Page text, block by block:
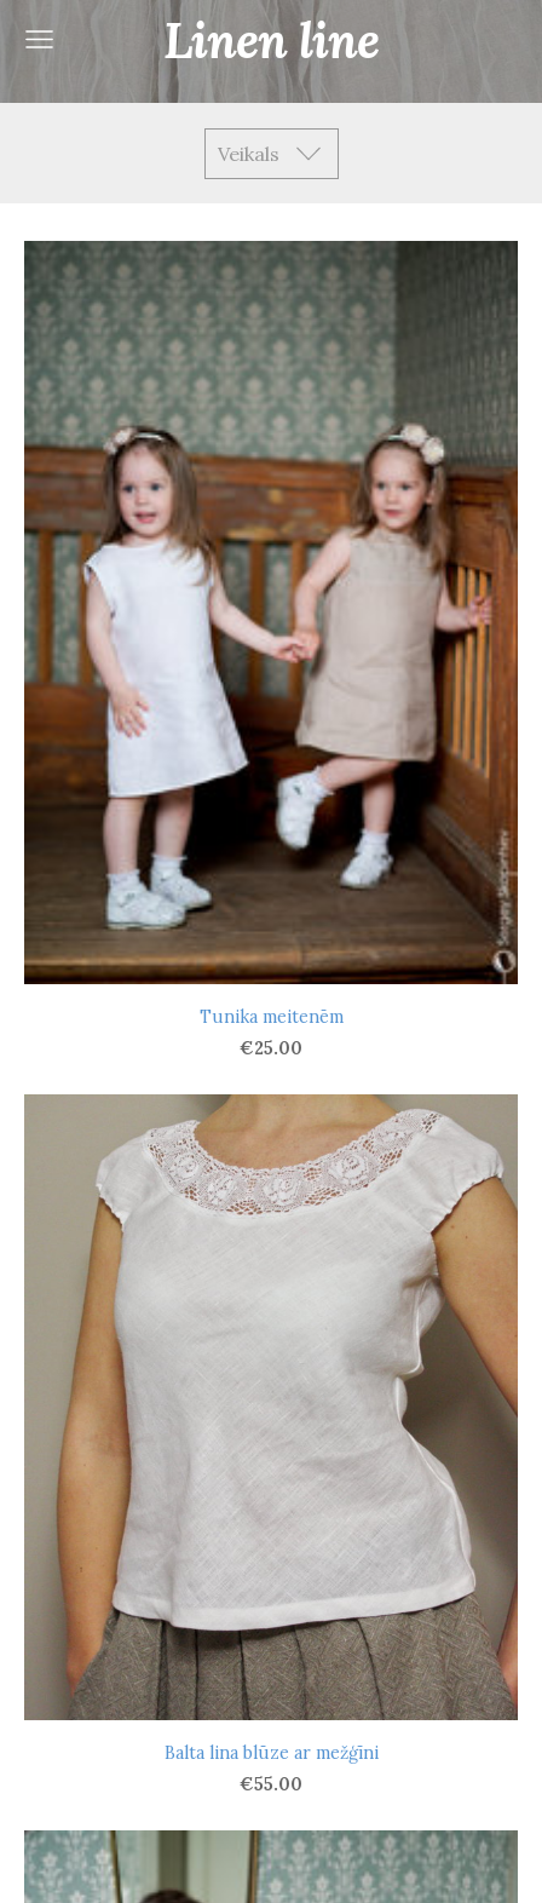
Linen line
Veikals
Tunika meitenēm
€25.00
Balta lina blūze ar mežģīni
€55.00